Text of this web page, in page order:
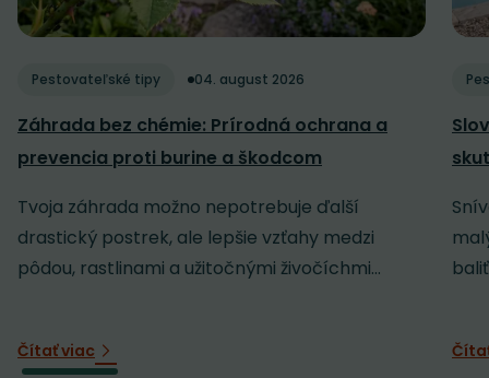
Pestovateľské tipy 04. august 2026
Záhrada bez chémie: Prírodná ochrana a
prevencia proti burine a škodcom
Tvoja záhrada možno nepotrebuje ďalší
drastický postrek, ale lepšie vzťahy medzi
pôdou, rastlinami a užitočnými živočíchmi...
Čítať viac